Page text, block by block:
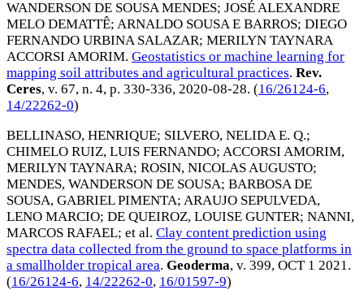
WANDERSON DE SOUSA MENDES; JOSÉ ALEXANDRE
MELO DEMATTÊ; ARNALDO SOUSA E BARROS; DIEGO
FERNANDO URBINA SALAZAR; MERILYN TAYNARA
ACCORSI AMORIM. Geostatistics or machine learning for
mapping soil attributes and agricultural practices. Rev.
Ceres, v. 67, n. 4, p. 330-336, 2020-08-28. (16/26124-6,
14/22262-0)
BELLINASO, HENRIQUE; SILVERO, NELIDA E. Q.;
CHIMELO RUIZ, LUIS FERNANDO; ACCORSI AMORIM,
MERILYN TAYNARA; ROSIN, NICOLAS AUGUSTO;
MENDES, WANDERSON DE SOUSA; BARBOSA DE
SOUSA, GABRIEL PIMENTA; ARAUJO SEPULVEDA,
LENO MARCIO; DE QUEIROZ, LOUISE GUNTER; NANNI,
MARCOS RAFAEL; et al. Clay content prediction using
spectra data collected from the ground to space platforms in
a smallholder tropical area. Geoderma, v. 399, OCT 1 2021 .
(16/26124-6, 14/22262-0, 16/01597-9)